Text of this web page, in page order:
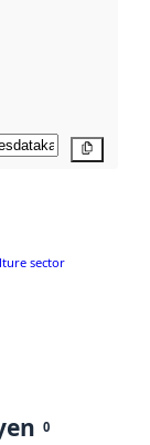
sector
0